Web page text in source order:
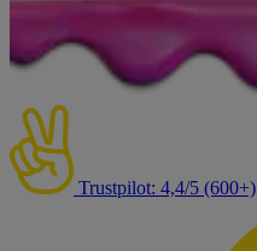
Trustpilot: 4,4/5 (600+)